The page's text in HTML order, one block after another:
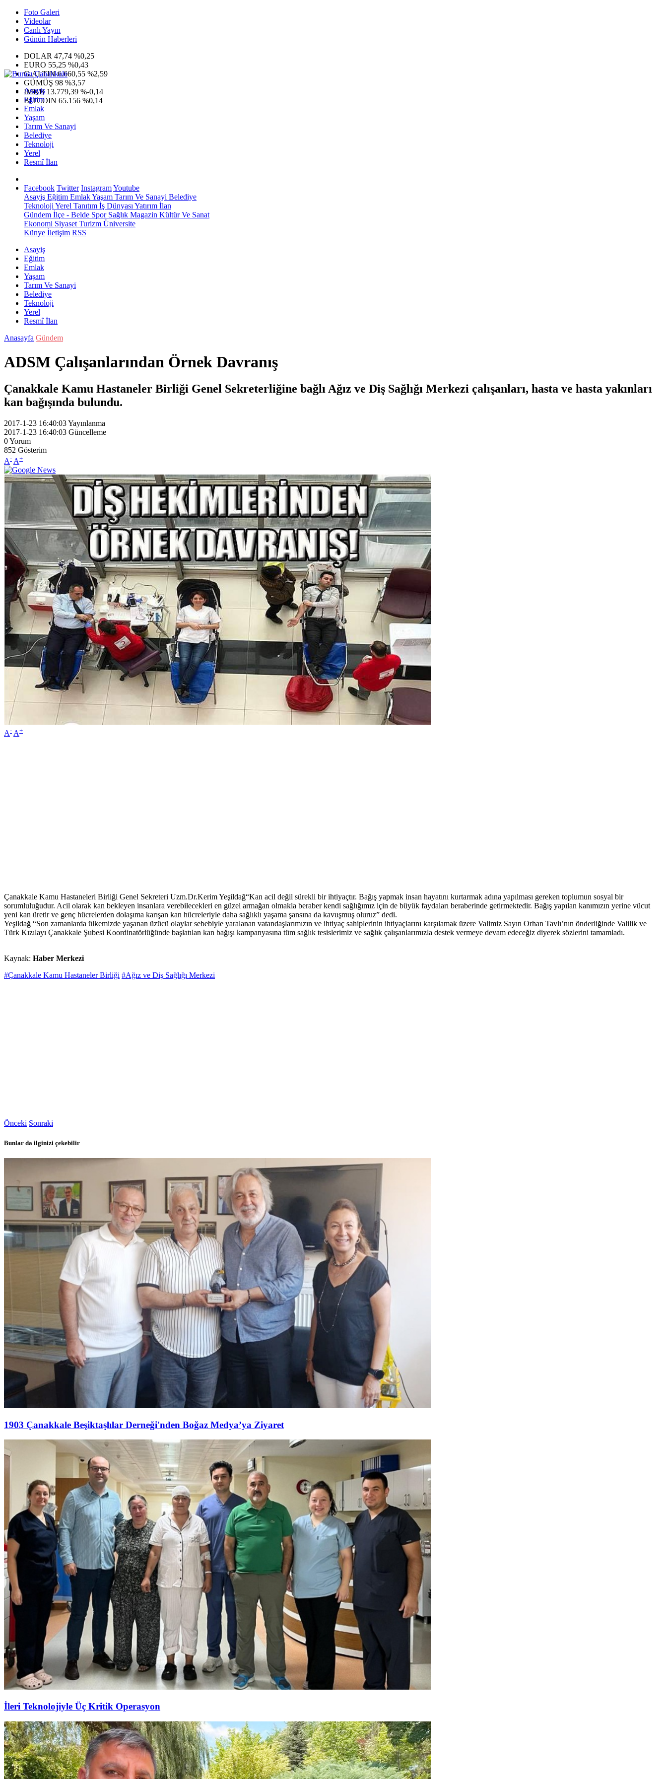
Foto Galeri
Videolar
Canlı Yayın
Günün Haberleri
DOLAR 47,74 %0,25
EURO 55,25 %0,43
G.ALTIN6.660,55 %2,59
GÜMÜŞ 98 %3,57
IMKB 13.779,39 %-0,14
BITCOIN 65.156 %0,14
Asayiş
Eğitim
Emlak
Yaşam
Tarım Ve Sanayi
Belediye
Teknoloji
Yerel
Resmî İlan
Facebook Twitter InstagramYoutube
Asayiş Eğitim EmlakYaşam Tarım Ve Sanayi Belediye
Teknoloji Yerel Tanıtım İş Dünyası Yatırım İlan
Gündem İlçe - Belde SporSağlık Magazin Kültür Ve Sanat
Ekonomi Siyaset Turizm Üniversite
Künye İletişim RSS
Asayiş
Eğitim
Emlak
Yaşam
Tarım Ve Sanayi
Belediye
Teknoloji
Yerel
Resmî İlan
Anasayfa Gündem
ADSM Çalışanlarından Örnek Davranış
Çanakkale Kamu Hastaneler Birliği Genel Sekreterliğine bağlı Ağız ve Diş Sağlığı Merkezi çalışanları, hasta ve hasta yakınları
kan bağışında bulundu.
2017-1-23 16:40:03Yayınlanma
2017-1-23 16:40:03 Güncelleme
0Yorum
852 Gösterim
A- A+
A- A+
Çanakkale Kamu Hastaneleri Birliği Genel Sekreteri Uzm.Dr.Kerim Yeşildağ“Kan acil değil sürekli bir ihtiyaçtır. Bağış yapmak insan hayatını kurtarmak adına yapılması gereken toplumun sosyal bir
sorumluluğudur. Acil olarak kan bekleyen insanlara verebilecekleri en güzel armağan olmakla beraber kendi sağlığımız için de büyük faydaları beraberinde getirmektedir. Bağış yapılan kanımızın yerine vücut
yeni kan üretir ve genç hücrelerden dolaşıma karışan kan hücreleriyle daha sağlıklı yaşama şansına da kavuşmuş oluruz” dedi.
Yeşildağ “Son zamanlarda ülkemizde yaşanan üzücü olaylar sebebiyle yaralanan vatandaşlarımızın ve ihtiyaç sahiplerinin ihtiyaçlarını karşılamak üzere Valimiz Sayın Orhan Tavlı’nın önderliğinde Valilik ve
Türk Kızılayı Çanakkale Şubesi Koordinatörlüğünde başlatılan kan bağışı kampanyasına tüm sağlık tesislerimiz ve sağlık çalışanlarımızla destek vermeye devam edeceğiz diyerek sözlerini tamamladı.
Kaynak: Haber Merkezi
#Çanakkale Kamu Hastaneler Birliği #Ağız ve Diş Sağlığı Merkezi
Önceki Sonraki
Bunlar da ilginizi çekebilir
1903 Çanakkale Beşiktaşlılar Derneği'nden Boğaz Medya’ya Ziyaret
İleri Teknolojiyle Üç Kritik Operasyon